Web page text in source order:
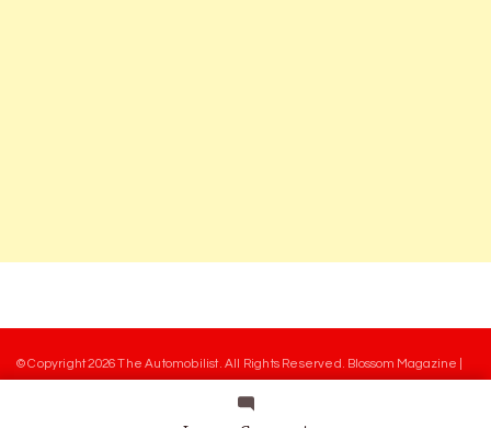
© Copyright 2026The Automobilist. All Rights Reserved.
Blossom Magazine |
Charte des commentaires